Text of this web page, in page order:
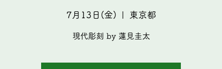
7月13日(金) 東京都
現代彫刻 by 蓮見圭太